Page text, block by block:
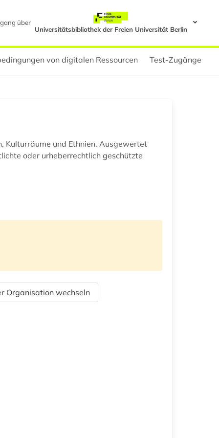
über
Universitätsbibliothek der Freien Universität Berlin
von digitalen Ressourcen Test-Zugänge
Kulturräume und Ethnien. Ausgewertet
oder urheberrechtlich geschützte
Organisation wechseln